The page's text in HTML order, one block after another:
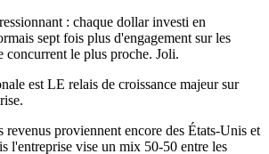
: chaque dollar investi en
sept fois plus d'engagement sur les
concurrent le plus proche. Joli.
est LE relais de croissance majeur sur
proviennent encore des États-Unis et
l'entreprise vise un mix 50-50 entre les